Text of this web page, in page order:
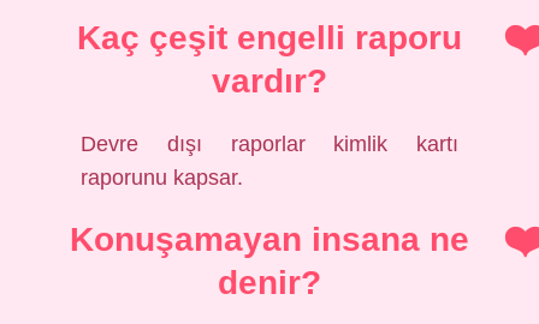
Kaç çeşit engelli raporu
vardır?
Devre dışı raporlar kimlik kartı
raporunu kapsar.
Konuşamayan insana ne
denir?